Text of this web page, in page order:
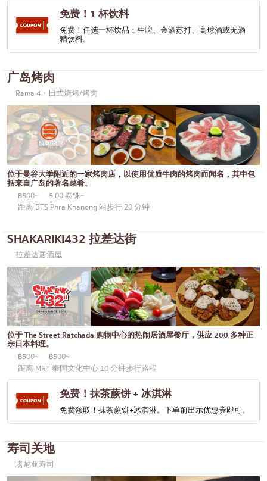
烤鳗鱼
日本饭团
御好烧/天妇罗
丼（米饭）
自助餐
米其林
牛排
油炸食品
日式火锅
烤串/烤内脏
传统日本餐厅
章鱼烧
关东煮/日式炖菜
套餐/日本家常菜
便当/日本料理配送服务
帕卡侬
邦纳
很多的
乌东苏克
是拉差
暹罗天地
中央世界
暖武里府
清迈
拉差帕拉
北榄府
巴吞他尼府
沙没沙空
普吉岛
芭堤雅
塔尼亚
拉玛三世
其他
免费！1 杯饮料
免费！任选一杯饮品：生啤、金酒苏打、高球酒或无酒
精饮料。
广岛烤肉
Rama 4・日式烧烤/烤肉
位于曼谷大学附近的一家烤肉店，以使用优质牛肉的烤肉而闻名，其中包
括来自广岛的著名菜肴。
฿500~
5,00 泰铢~
距离 BTS Phra Khanong 站步行 20 分钟
SHAKARIKI432 拉差达街
拉差达居酒屋
位于 The Street Ratchada 购物中心的热闹居酒屋餐厅，供应 200 多种正
宗日本料理。
฿500~
฿500~
距离 MRT 泰国文化中心 10 分钟步行路程
免费！抹茶蕨饼 + 冰淇淋
免费领取！抹茶蕨饼+冰淇淋。下单前出示优惠券即可。
寿司关地
塔尼亚寿司